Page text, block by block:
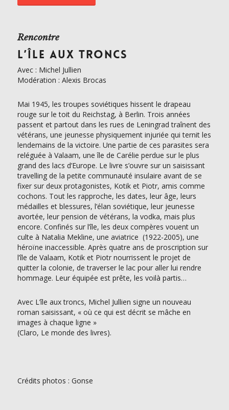
Rencontre
L’ÎLE AUX TRONCS
Avec : Michel Jullien
Modération : Alexis Brocas
Mai 1945, les troupes soviétiques hissent le drapeau
rouge sur le toit du Reichstag, à Berlin. Trois années
passent et partout dans les rues de Leningrad traînent des
vétérans, une jeunesse physiquement injuriée qui ternit les
lendemains de la victoire. Une partie de ces parasites sera
reléguée à Valaam, une île de Carélie perdue sur le plus
grand des lacs d’Europe. Le livre s’ouvre sur un saisissant
travelling de la petite communauté insulaire avant de se
fixer sur deux protagonistes, Kotik et Piotr, amis comme
cochons. Tout les rapproche, les dates, leur âge, leurs
médailles et blessures, l’élan soviétique, leur jeunesse
avortée, leur pension de vétérans, la vodka, mais plus
encore. Confinés sur l’île, les deux compères vouent un
culte à Natalia Mekline, une aviatrice (1922-2005), une
héroïne inaccessible. Après quatre ans de proscription sur
l’île de Valaam, Kotik et Piotr nourrissent le projet de
quitter la colonie, de traverser le lac pour aller lui rendre
hommage. Leur équipée est prête, les voilà partis…
Avec L’île aux troncs, Michel Jullien signe un nouveau
roman saisissant, « où ce qui est décrit se mâche en
images à chaque ligne »
(Claro, Le monde des livres).
Crédits photos : Gonse